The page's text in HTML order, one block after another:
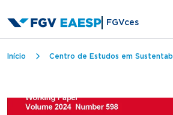
FGVces
Trilha de navegação
Início Centro de Estudos em